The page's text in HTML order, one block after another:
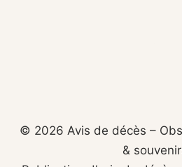
© 2026 Avis de décès –
&